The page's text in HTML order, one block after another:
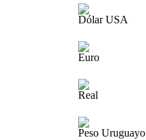
Dólar USA
Euro
Real
Peso Uruguayo